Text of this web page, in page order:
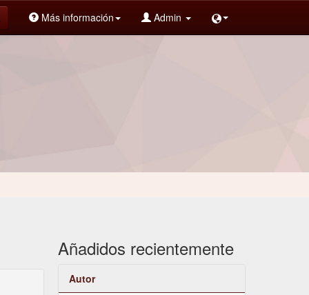
Más información Admin
Añadidos recientemente
Autor